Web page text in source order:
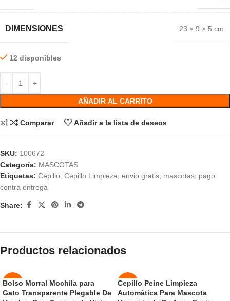
DIMENSIONES 23 × 9 × 5 cm
12 disponibles
AÑADIR AL CARRITO
Comparar Añadir a la lista de deseos
SKU: 100672
Categoría: MASCOTAS
Etiquetas: Cepillo Cepillo Limpieza envio gratis mascotas pago
contra entrega
Share:
Productos relacionados
-44%
AGOT
Bolso Morral Mochila para
Gato Transparente Plegable De
-50%
Cepillo Peine Limpieza
Automática Para Mascota